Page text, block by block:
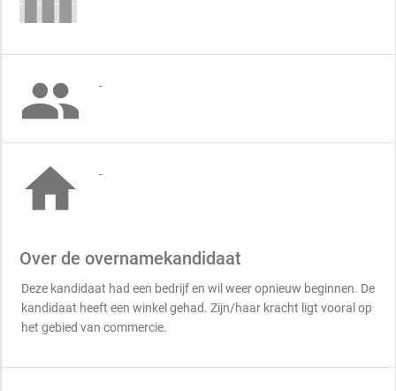
 -
 -
Over de overnamekandidaat
Deze kandidaat had een bedrijf en wil weer opnieuw beginnen. De
kandidaat heeft een winkel gehad. Zijn/haar kracht ligt vooral op
het gebied van commercie.